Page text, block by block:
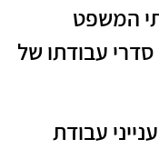
המשפט
עבודתו של
עבודת